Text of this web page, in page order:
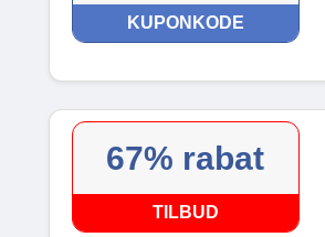
KUPONKODE
67% rabat
TILBUD